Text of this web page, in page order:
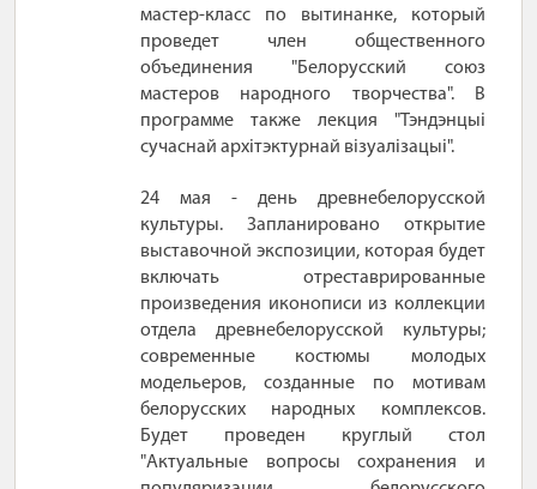
мастер-класс по вытинанке, который
проведет член общественного
объединения "Белорусский союз
мастеров народного творчества". В
программе также лекция "Тэндэнцыi
сучаснай архiтэктурнай вiзуалiзацыi".
24 мая - день древнебелорусской
культуры. Запланировано открытие
выставочной экспозиции, которая будет
включать отреставрированные
произведения иконописи из коллекции
отдела древнебелорусской культуры;
современные костюмы молодых
модельеров, созданные по мотивам
белорусских народных комплексов.
Будет проведен круглый стол
"Актуальные вопросы сохранения и